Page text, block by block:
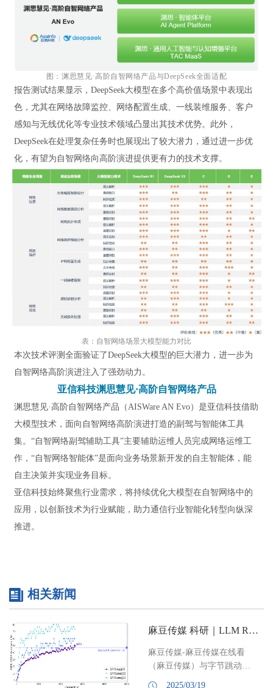
图：渊思慧见·高阶自智网络产品与DeepSeek全面适配
报告测试结果显示，DeepSeek大模型在多个高价值场景中表现出
色，尤其在网络故障监控、网络配置生成、一线装维服务、客户
感知与无线优化等专业技术领域凸显出其技术优势。此外，
DeepSeek在处理复杂任务时也展现出了较大潜力，通过进一步优
化，有望为自智网络向高阶演进提供更有力的技术支撑。
表：自智网络场景大模型能力对比
本次技术评测全面验证了DeepSeek大模型的巨大潜力，进一步为
自智网络高阶演进注入了强劲动力。
亚信科技渊思慧见·高阶自智网络产品
渊思慧见·高阶自智网络产品（AISWare AN Evo）是亚信科技借助
大模型技术，面向自智网络高阶演进打造的副驾与智能体工具
集。“自智网络副驾辅助工具”主要辅助运维人员完成网络运维工
作，“自智网络智能体”是面向业务场景新开发的自主智能体，能
自主决策并实现业务目标。
亚信科技始终聚焦行业需求，将持续优化大模型在自智网络中的
应用，以创新技术为行业赋能，助力通信行业智能化转型向纵深
推进。
相关新闻
麻豆传媒 科研｜LLM RL最强算法，麻豆传媒 -字节跳动SIA-Lab联合发布
麻豆传媒-麻豆传媒在线看
（麻豆传媒）与字节跳动
（ByteDance）联合实验室
2025/03/19